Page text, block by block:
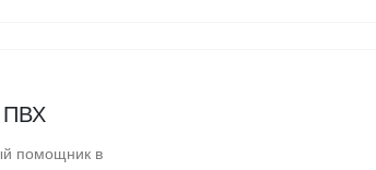
ПВХ
помощник в